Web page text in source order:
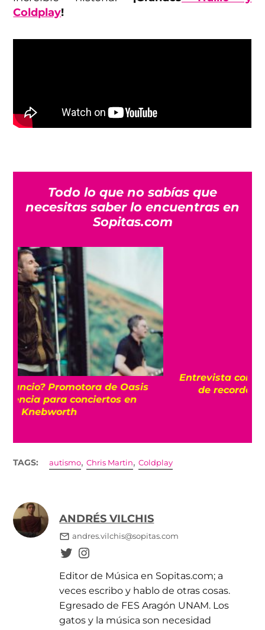
Coldplay!
Todo lo que no sabías que
necesitas saber lo encuentras en
Sopitas.com
Entrevista con Pond: “la música tiene un rol
de recordarnos que estamos juntos”
TAGS: autismo,Chris Martin,Coldplay
ANDRÉS VILCHIS
andres.vilchis@sopitas.com
Editor de Música en Sopitas.com; a
veces escribo y hablo de otras cosas.
Egresado de FES Aragón UNAM. Los
gatos y la música son necesidad